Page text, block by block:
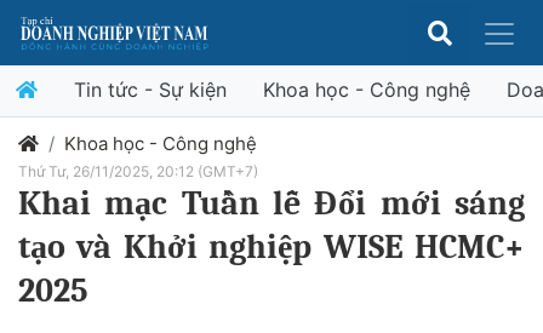
Tin tức - Sự kiện Khoa học - Công nghệ
Khoa học - Công nghệ
Thứ Tư, 26/11/2025, 20:12 (GMT+7)
Khai mạc Tuần lễ Đổi mới sáng
tạo và Khởi nghiệp WISE HCMC+
2025